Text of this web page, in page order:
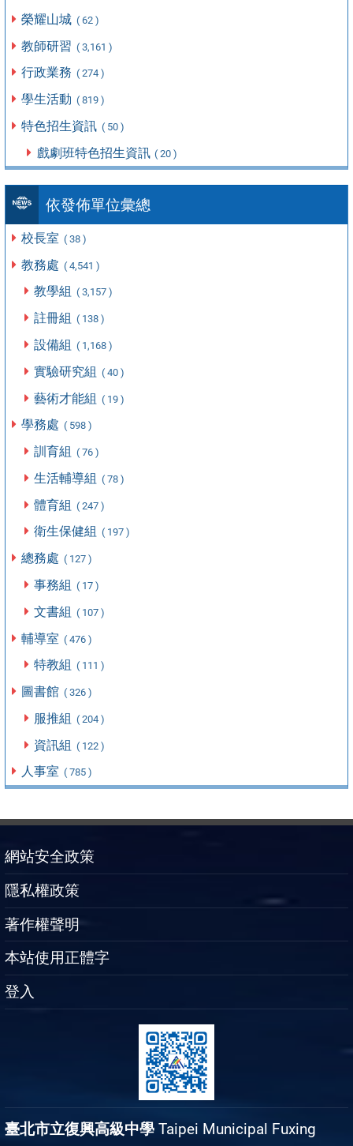
榮耀山城 ( 62 )
教師研習 ( 3,161 )
行政業務 ( 274 )
學生活動 ( 819 )
特色招生資訊 ( 50 )
戲劇班特色招生資訊 ( 20 )
依發佈單位彙總
校長室 ( 38 )
教務處 ( 4,541 )
教學組 ( 3,157 )
註冊組 ( 138 )
設備組 ( 1,168 )
實驗研究組 ( 40 )
藝術才能組 ( 19 )
學務處 ( 598 )
訓育組 ( 76 )
生活輔導組 ( 78 )
體育組 ( 247 )
衛生保健組 ( 197 )
總務處 ( 127 )
事務組 ( 17 )
文書組 ( 107 )
輔導室 ( 476 )
特教組 ( 111 )
圖書館 ( 326 )
服推組 ( 204 )
資訊組 ( 122 )
人事室 ( 785 )
網站安全政策
隱私權政策
著作權聲明
本站使用正體字
登入
臺北市立復興高級中學 Taipei Municipal Fuxing